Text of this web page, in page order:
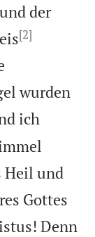
der
[2]
wurden
ich
Heil und
Gottes
Denn